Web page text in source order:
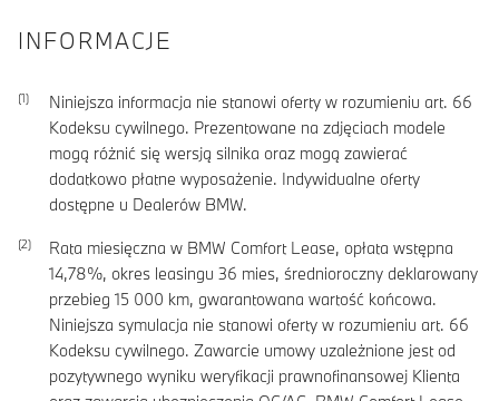
INFORMACJE
Niniejsza informacja nie stanowi oferty w rozumieniu art. 66
Kodeksu cywilnego. Prezentowane na zdjęciach modele
mogą różnić się wersją silnika oraz mogą zawierać
dodatkowo płatne wyposażenie. Indywidualne oferty
dostępne u Dealerów BMW.
Rata miesięczna w BMW Comfort Lease, opłata wstępna
14,78%, okres leasingu 36 mies, średnioroczny deklarowany
przebieg 15 000 km, gwarantowana wartość końcowa.
Niniejsza symulacja nie stanowi oferty w rozumieniu art. 66
Kodeksu cywilnego. Zawarcie umowy uzależnione jest od
pozytywnego wyniku weryfikacji prawnofinansowej Klienta